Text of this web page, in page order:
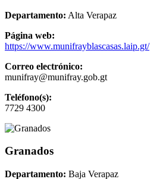
Departamento: Alta Verapaz
Página web:
https://www.munifrayblascasas.laip.gt/
Correo electrónico:
munifray@munifray.gob.gt
Teléfono(s):
7729 4300
Granados
Departamento: Baja Verapaz